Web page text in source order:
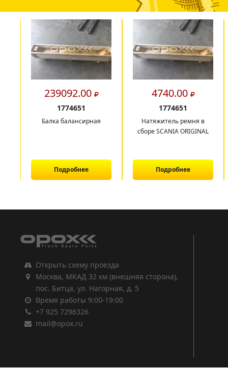
239092.00
1774651
Балка балансирная
Подробнее
4740.00
1774651
Натяжитель ремня в
сборе SCANIA ORIGINAL
Подробнее
Открыть схему проезда
Москва, МКАД 32 км (внешняя сторона),
пос. Битца, ул. Нагорная, д. 5
Время работы 9:00-19:00
+7 925 7296326
mail@opox.ru